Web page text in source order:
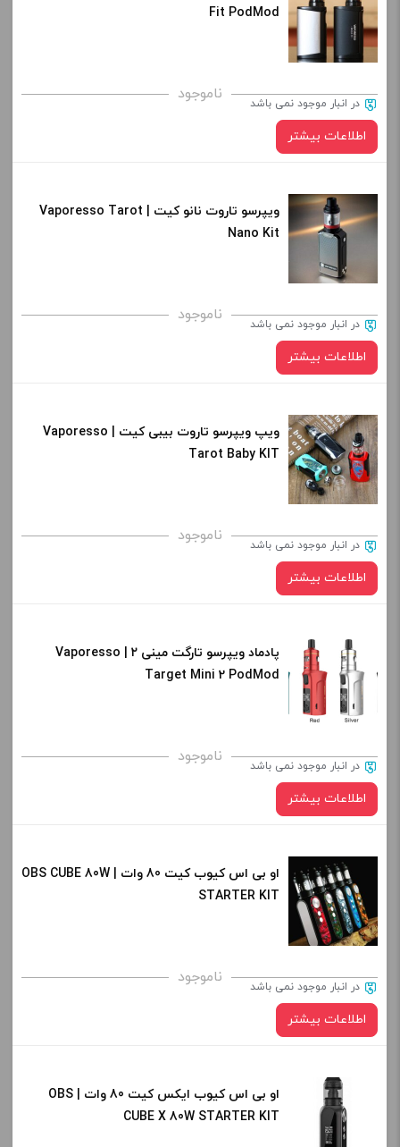
Fit PodMod
ناموجود در انبار موجود نمی باشد
اطلاعات بیشتر
ویپرسو تاروت نانو کیت | Vaporesso Tarot
Nano Kit
ناموجود در انبار موجود نمی باشد
اطلاعات بیشتر
ویپ ویپرسو تاروت بیبی کیت | Vaporesso
Tarot Baby KIT
ناموجود در انبار موجود نمی باشد
اطلاعات بیشتر
پادماد ویپرسو تارگت مینی ۲ | Vaporesso
Target Mini 2 PodMod
ناموجود در انبار موجود نمی باشد
اطلاعات بیشتر
در حال حاضر این محصول در انبار موجود نیست و در دسترس نمی باشد.
او بی اس کیوب کیت 80 وات | OBS CUBE 80W
STARTER KIT
ناموجود در انبار موجود نمی باشد
اطلاعات بیشتر
در حال حاضر این محصول در انبار موجود نیست و در دسترس نمی باشد.
او بی اس کیوب ایکس کیت 80 وات | OBS
CUBE X 80W STARTER KIT